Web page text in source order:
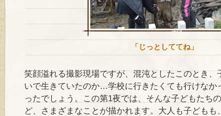
「じっとしててね」
笑顔溢れる撮影現場ですが、混沌としたこのとき、
いで生きていたのか…学校に行きたくても行けなか
ったでしょう。この第1夜では、そんな子どもたち
ど、さまざまなことが描かれます。大人も子どもも